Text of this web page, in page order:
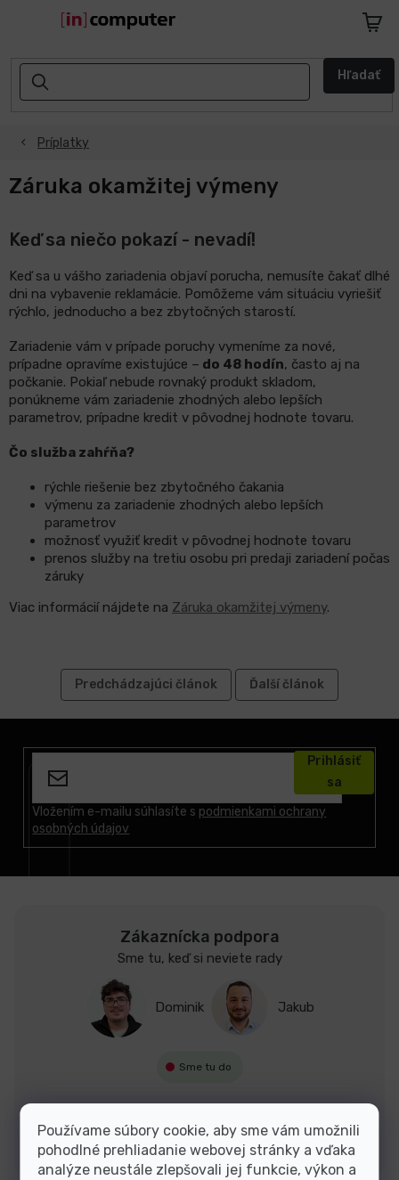
Používame súbory cookie, aby sme vám umožnili
pohodlné prehliadanie webovej stránky a vďaka
analýze neustále zlepšovali jej funkcie, výkon a
Hľadať
AKCIE
ZĽAVY
NASPÄŤ
ŠKOLY
Počítače
Telefóny
tablety
Apple
LCD
monitory
Príslušenstvo
Značky
Príplatky
Záruka okamžitej výmeny
Keď sa niečo pokazí - nevadí!
Keď sa u vášho zariadenia objaví porucha, nemusíte čakať dlhé
dni na vybavenie reklamácie. Pomôžeme vám situáciu vyriešiť
rýchlo, jednoducho a bez zbytočných starostí.
Zariadenie vám v prípade poruchy vymeníme za nové,
prípadne opravíme existujúce – do 48 hodín, často aj na
počkanie. Pokiaľ nebude rovnaký produkt skladom,
ponúkneme vám zariadenie zhodných alebo lepších
parametrov, prípadne kredit v pôvodnej hodnote tovaru.
Čo služba zahŕňa?
rýchle riešenie bez zbytočného čakania
výmenu za zariadenie zhodných alebo lepších
parametrov
možnosť využiť kredit v pôvodnej hodnote tovaru
prenos služby na tretiu osobu pri predaji zariadení počas
záruky
Viac informácií nájdete na Záruka okamžitej výmeny.
Predchádzajúci článok Ďalší článok
Vložením e-mailu súhlasíte s podmienkami ochrany
osobných údajov
Prihlásiť
sa
Zákaznícka podpora
Sme tu, keď si neviete rady
Dominik Jakub
Sme tu do
Kontakty